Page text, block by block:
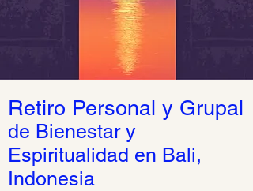
Retiro Personal y Grupal
de Bienestar y
Espiritualidad en Bali,
Indonesia